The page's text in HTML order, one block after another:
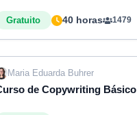
40 horas
Gratuito 1479
Maria Eduarda Buhrer
de Copywriting Básico